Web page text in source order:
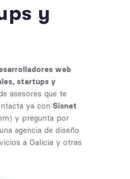
ps y
web
startups y
asesores que te
ya con Sisnet
) y pregunta por
agencia de diseño
a Galicia y otras